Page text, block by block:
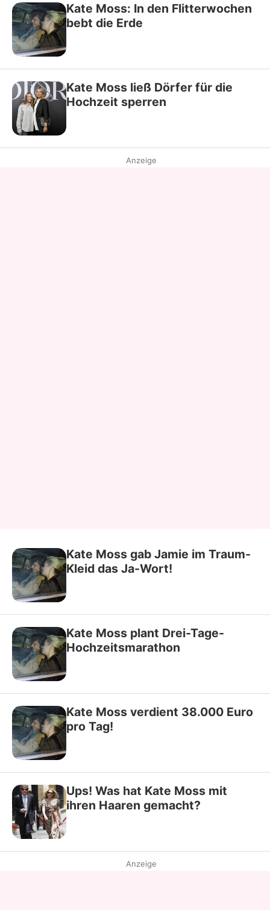
Kate Moss: In den Flitterwochen
bebt die Erde
Kate Moss ließ Dörfer für die
Hochzeit sperren
Anzeige
Kate Moss gab Jamie im Traum-
Kleid das Ja-Wort!
Kate Moss plant Drei-Tage-
Hochzeitsmarathon
Kate Moss verdient 38.000 Euro
pro Tag!
Ups! Was hat Kate Moss mit
ihren Haaren gemacht?
Anzeige